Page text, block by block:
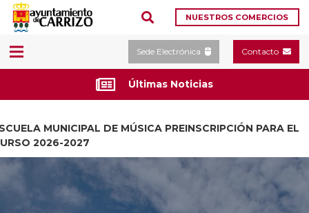
NUESTROS COMERCIOS
Sede Electrónica Contacto
Últimas Noticias
MUNICIPAL DE MÚSICA PREINSCRIPCIÓN PARA EL
2026-2027